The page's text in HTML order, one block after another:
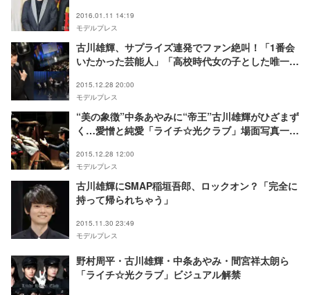
2016.01.11 14:19
モデルプレス
古川雄輝、サプライズ連発でファン絶叫！「1番会
いたかった芸能人」「高校時代女の子とした唯一の
2015.12.28 20:00
モデルプレス
“美の象徴”中条あやみに“帝王”古川雄輝がひざまず
く…愛憎と純愛「ライチ☆光クラブ」場面写真一挙
2015.12.28 12:00
モデルプレス
古川雄輝にSMAP稲垣吾郎、ロックオン？「完全に
持って帰られちゃう」
2015.11.30 23:49
モデルプレス
野村周平・古川雄輝・中条あやみ・間宮祥太朗ら
「ライチ☆光クラブ」ビジュアル解禁